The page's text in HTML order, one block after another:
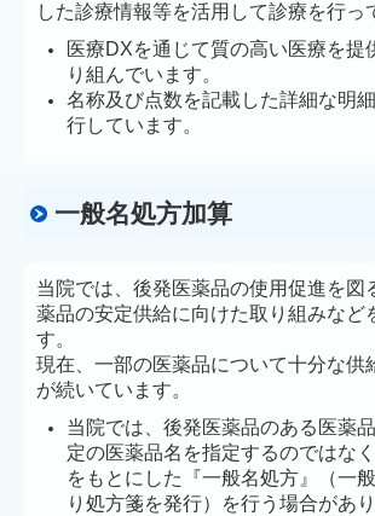
した診療情報等を活用して診療を行っ
医療DXを通じて質の高い医療を提
り組んでいます。
名称及び点数を記載した詳細な明
行しています。
一般名処方加算
当院では、後発医薬品の使用促進を図
薬品の安定供給に向けた取り組みなど
す。
現在、一部の医薬品について十分な供
が続いています。
当院では、後発医薬品のある医薬
定の医薬品名を指定するのではな
をもとにした『一般名処方』（一
り処方箋を発行）を行う場合があり